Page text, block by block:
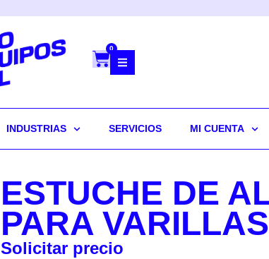
0
INDUSTRIAS SERVICIOS MI CUENTA
ESTUCHE DE
PARA VARILLAS
Solicitar precio